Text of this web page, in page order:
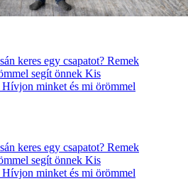
keres egy csapatot? Remek
segít önnek Kis
Hívjon minket és mi örömmel
keres egy csapatot? Remek
segít önnek Kis
Hívjon minket és mi örömmel